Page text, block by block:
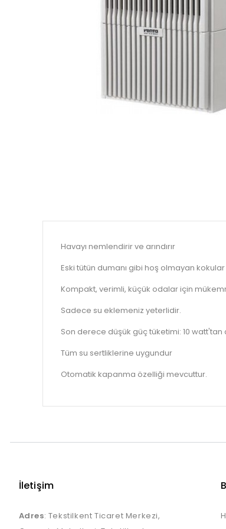
Havayı nemlendirir ve arındırır
Eski tütün dumanı gibi hoş olmayan
Kompakt, verimli, küçük odalar için
Sadece su eklemeniz yeterlidir.
Son derece düşük güç tüketimi: 10
Tüm su sertliklerine uygundur
Otomatik kapanma özelliği mevcuttur.
İletişim
Adres: Tekstilkent Ticaret Merkezi,